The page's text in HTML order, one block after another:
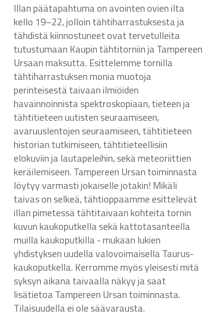
Illan päätapahtuma on avointen ovien ilta
kello 19–22, jolloin tähtiharrastuksesta ja
tähdistä kiinnostuneet ovat tervetulleita
tutustumaan Kaupin tähtitorniin ja Tampereen
Ursaan maksutta. Esittelemme tornilla
tähtiharrastuksen monia muotoja
perinteisestä taivaan ilmiöiden
havainnoinnista spektroskopiaan, tieteen ja
tähtitieteen uutisten seuraamiseen,
avaruuslentojen seuraamiseen, tähtitieteen
historian tutkimiseen, tähtitieteellisiin
elokuviin ja lautapeleihin, sekä meteoriittien
keräilemiseen. Tampereen Ursan toiminnasta
löytyy varmasti jokaiselle jotakin! Mikäli
taivas on selkeä, tähtioppaamme esittelevät
illan pimetessä tähtitaivaan kohteita tornin
kuvun kaukoputkella sekä kattotasanteella
muilla kaukoputkilla - mukaan lukien
yhdistyksen uudella valovoimaisella Taurus-
kaukoputkella. Kerromme myös yleisesti mitä
syksyn aikana taivaalla näkyy ja saat
lisätietoa Tampereen Ursan toiminnasta.
Tilaisuudella ei ole säävarausta.